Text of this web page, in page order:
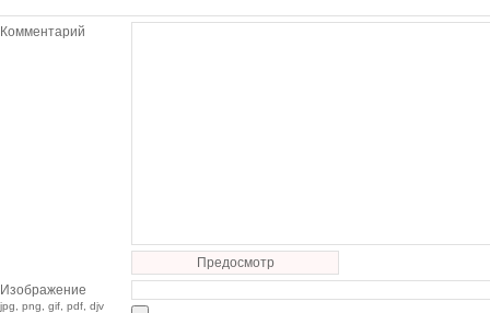
Комментарий
Предосмотр
Изображение
jpg, png, gif, pdf, djv